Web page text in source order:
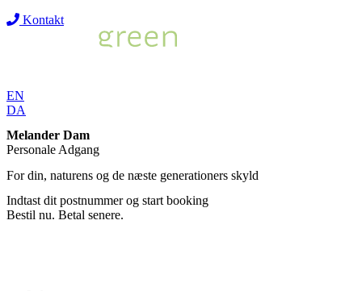
Kontakt
EN
DA
Melander Dam
Personale Adgang
For din, naturens og de næste generationers skyld
Indtast dit postnummer og start booking
Bestil nu. Betal senere.